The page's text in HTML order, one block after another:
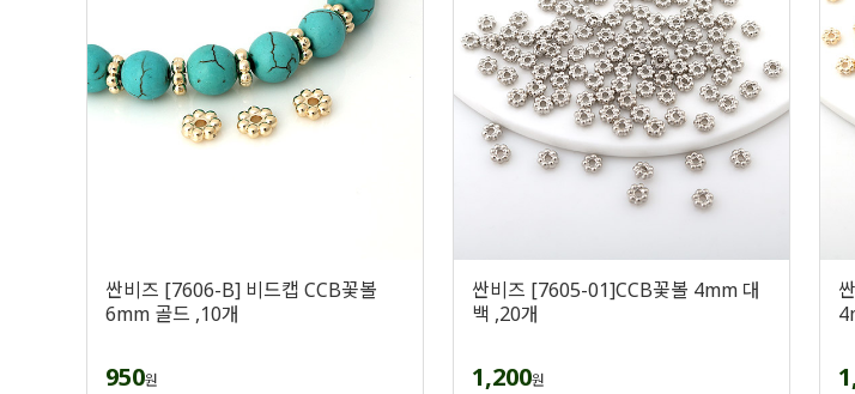
싼비즈 [7606-B] 비드캡 CCB꽃볼
6mm 골드 ,10개
950원
싼비즈 [7605-01]CCB꽃볼 4mm 대
백 ,20개
1,200원